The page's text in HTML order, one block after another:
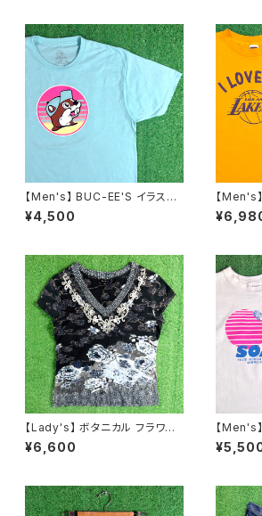
【Men's】 BUC-EE'S イラスト
Tシャツ / バッキーズ ティーシャ
ツ T-Shirt 古着 2274
¥4,500
【
Lakers
A ティー
【Lady's】 ボタニカル フラワー
柄 Vネック トップス / 古着 Tシ
ャツ ティーシャツ T-Shirt Y2K
¥6,600
【Men's
イラスト
SA製 90